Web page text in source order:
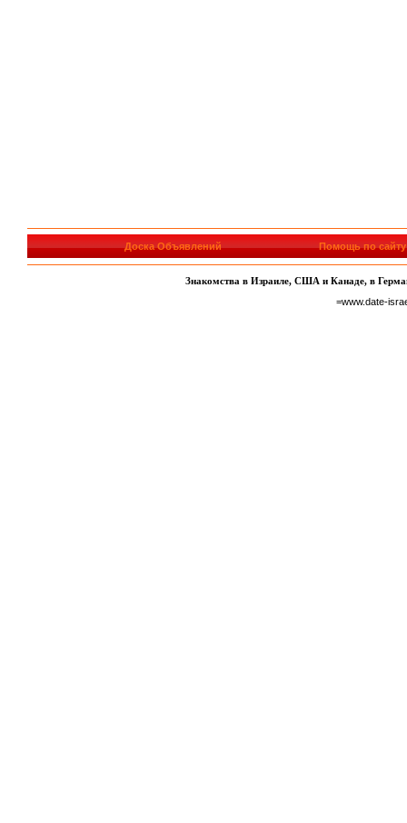
Доска Объявлений Помощь по сайту
Знакомства в Израиле, США и Канаде, в
=www.date-